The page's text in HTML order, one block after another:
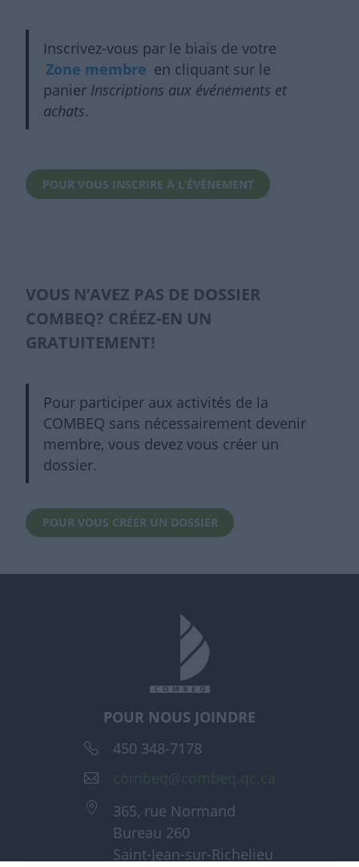
Inscrivez-vous par le biais de votre
Zone membre en cliquant sur le
panier Inscriptions aux événements et
achats.
POUR VOUS INSCRIRE À L’ÉVÉNEMENT
VOUS N’AVEZ PAS DE DOSSIER
COMBEQ? CRÉEZ-EN UN
GRATUITEMENT!
Pour participer aux activités de la
COMBEQ sans nécessairement devenir
membre, vous devez vous créer un
dossier.
POUR VOUS CRÉER UN DOSSIER
POUR NOUS JOINDRE
450 348-7178
365, rue Normand
Bureau 260
Saint-Jean-sur-Richelieu